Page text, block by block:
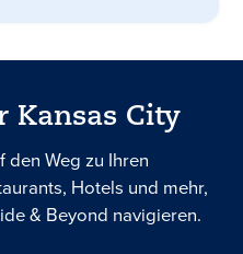
Kansas City
den Weg zu Ihren
Hotels und mehr,
& Beyond navigieren.